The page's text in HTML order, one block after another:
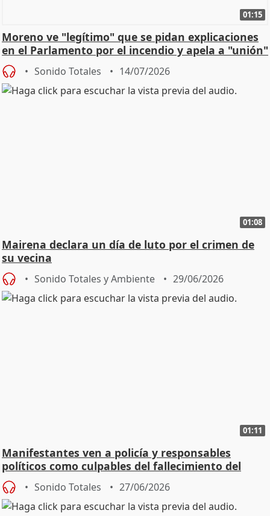
01:15
Moreno ve "legítimo" que se pidan explicaciones
en el Parlamento por el incendio y apela a "unión"
y
Sonido Totales 14/07/2026
01:08
Mairena declara un día de luto por el crimen de
su vecina
Sonido Totales y Ambiente 29/06/2026
01:11
Manifestantes ven a policía y responsables
políticos como culpables del fallecimiento del
joven
Sonido Totales 27/06/2026